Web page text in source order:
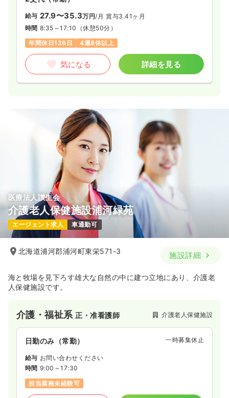
給与 27.9〜35.3万円/月 賞与3.41ヶ月
時間 8:35～17:10 （休憩50分）
年間休日126日
4週8休以上
気になる 詳細を見る
医療法人讃生会
介護老人保健施設浦河緑苑
エージェント求人 車通勤可
北海道浦河郡浦河町東栄571-3 施設詳細
海と牧場を見下ろす雄大な自然の中に建つ立地にあり、介護老
人保健施設です。
介護・福祉系正・准看護師 介護老人保健施設
日勤のみ（常勤） 一時募集休止
給与 お問い合わせください
時間 9:00～17:30
担当業務未経験可